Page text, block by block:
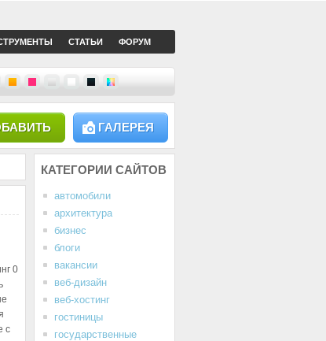
СТАТЬИ ФОРУМ
ГАЛЕРЕЯ
0
с
КАТЕГОРИИ САЙТОВ
автомобили
архитектура
бизнес
блоги
вакансии
веб-дизайн
веб-хостинг
гостиницы
государственные